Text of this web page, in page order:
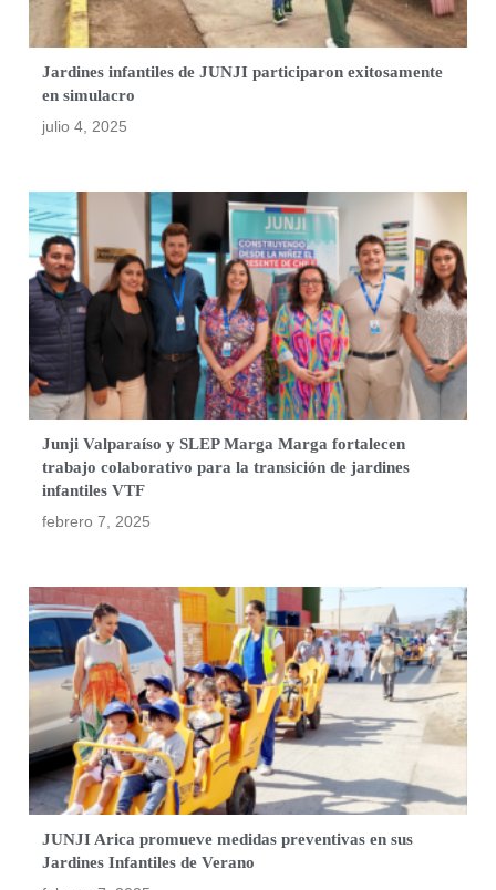
Jardines infantiles de JUNJI participaron exitosamente
en simulacro
julio 4, 2025
Junji Valparaíso y SLEP Marga Marga fortalecen
trabajo colaborativo para la transición de jardines
infantiles VTF
febrero 7, 2025
JUNJI Arica promueve medidas preventivas en sus
Jardines Infantiles de Verano